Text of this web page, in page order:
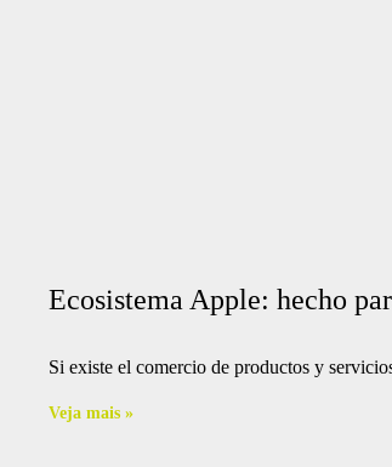
Ecosistema Apple: hecho
Si existe el comercio de productos y
Veja mais »